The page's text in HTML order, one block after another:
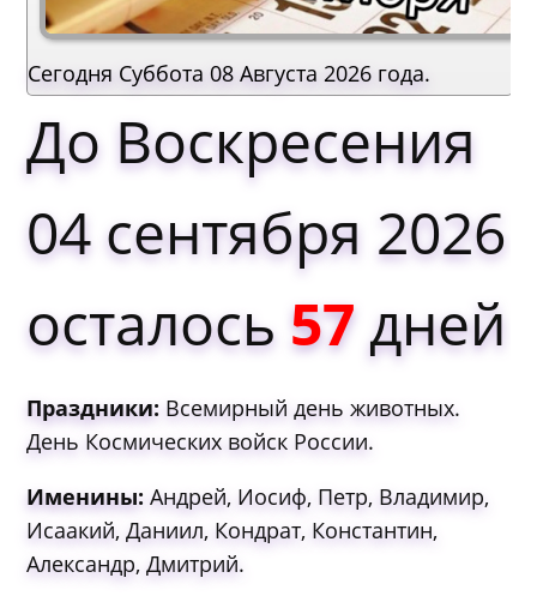
Сегодня Суббота 08 Августа 2026 года.
До Воскресения
04 сентября 2026
осталось 57дней
Праздники: Всемирный день животных.
День Космических войск России.
Именины: Андрей, Иосиф, Петр, Владимир,
Исаакий, Даниил, Кондрат, Константин,
Александр, Дмитрий.